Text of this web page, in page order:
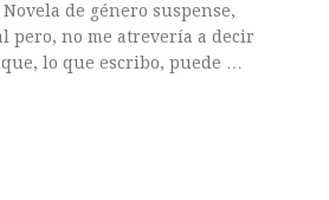
de género suspense,
pero, no me atrevería a decir
lo que escribo, puede …